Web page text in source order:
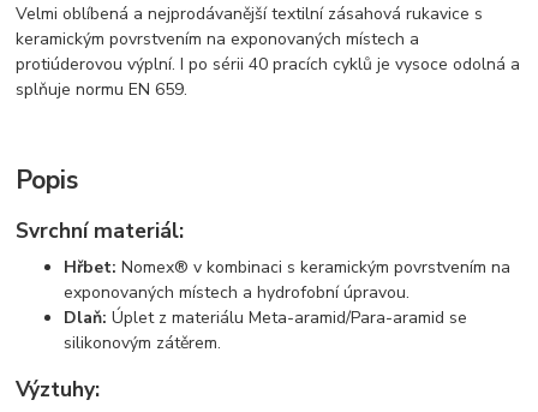
Velmi oblíbená a nejprodávanější textilní zásahová rukavice s
keramickým povrstvením na exponovaných místech a
protiúderovou výplní. I po sérii 40 pracích cyklů je vysoce odolná a
splňuje normu EN 659.
Popis
Svrchní materiál:
Hřbet:Nomex® v kombinaci s keramickým povrstvením na
exponovaných místech a hydrofobní úpravou.
Dlaň:Úplet z materiálu Meta-aramid/Para-aramid se
silikonovým zátěrem.
Výztuhy: